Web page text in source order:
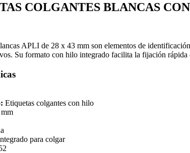
COLGANTES BLANCAS
APLI de 28 x 43 mm son elementos de
Su formato con hilo integrado facilita la fijación rápida
Etiquetas colgantes con hilo
para colgar